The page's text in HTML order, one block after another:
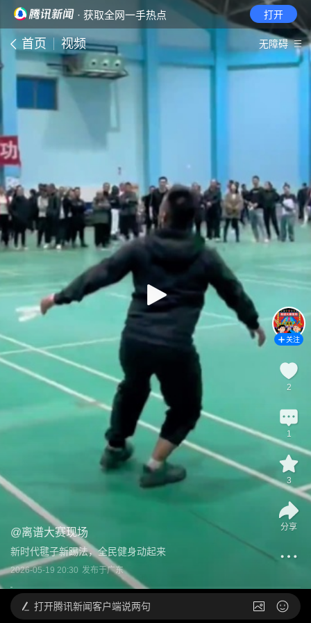
· 获取全网一手热点 打开
首页 视频 无障碍
@离谱大赛现场
新时代毽子新踢法，全民健身动起来
2026-05-19 20:30 发布于广东
关注
2
1
3
分享
打开腾讯新闻客户端说两句